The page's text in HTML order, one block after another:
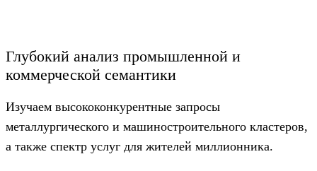
Глубокий анализ промышленной и
коммерческой семантики
Изучаем высококонкурентные запросы
металлургического и машиностроительного кластеров,
а также спектр услуг для жителей миллионника.